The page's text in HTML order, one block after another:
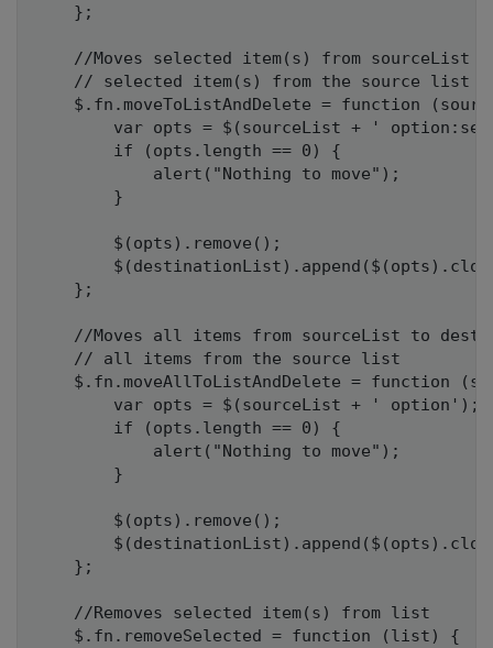
    };
//Moves selected item(s) from sourceList
    // selected item(s) from the source list
$.fn.moveToListAndDelete = function
var opts = $(sourceList + '
        if (opts.length == 0) {
            alert("Nothing to move");
        }
        $(opts).remove();
    };
//Moves all items from sourceList to
    // all items from the source list
$.fn.moveAllToListAndDelete = function
        var opts = $(sourceList + ' option');
        if (opts.length == 0) {
            alert("Nothing to move");
        }
        $(opts).remove();
    };
    //Removes selected item(s) from list
    $.fn.removeSelected = function (list) {